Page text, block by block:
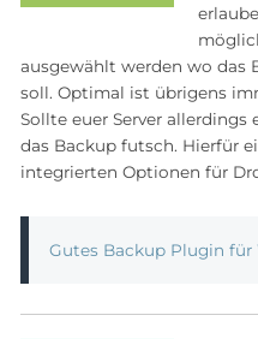
ausgewählt werden wo das
soll. Optimal ist übrigens
Sollte euer Server allerdings
das Backup futsch. Hierfür
integrierten Optionen für
Gutes Backup Plugin für